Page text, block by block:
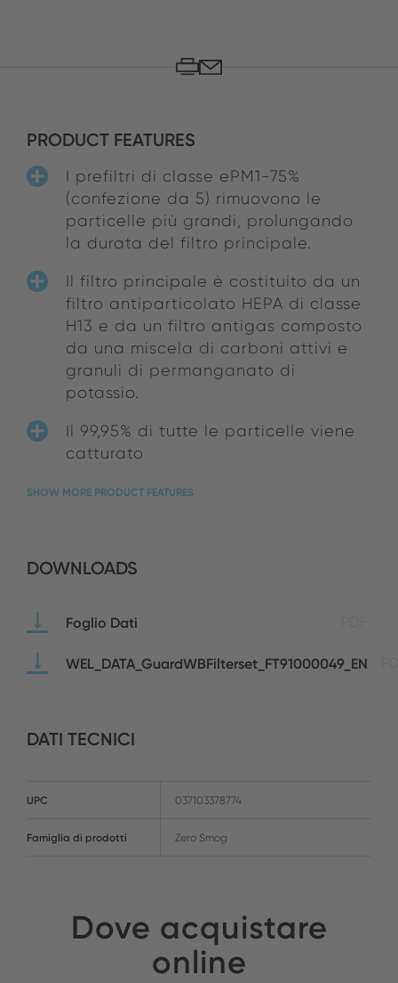
PRODUCT FEATURES
I prefiltri di classe ePM1-75%
(confezione da 5) rimuovono le
particelle più grandi, prolungando
la durata del filtro principale.
Il filtro principale è costituito da un
filtro antiparticolato HEPA di classe
H13 e da un filtro antigas composto
da una miscela di carboni attivi e
granuli di permanganato di
potassio.
Il 99,95% di tutte le particelle viene
catturato
SHOW MORE PRODUCT FEATURES
DOWNLOADS
Foglio Dati
WEL_DATA_GuardWBFilterset_FT91000049_EN
DATI TECNICI
UPC 037103378774
Famiglia di prodotti Zero Smog
Dove acquistare
online